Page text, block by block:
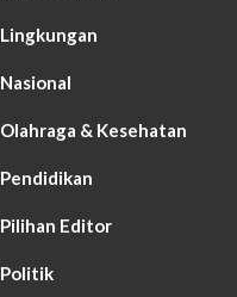
Lingkungan
Nasional
Olahraga & Kesehatan
Pendidikan
Pilihan Editor
Politik